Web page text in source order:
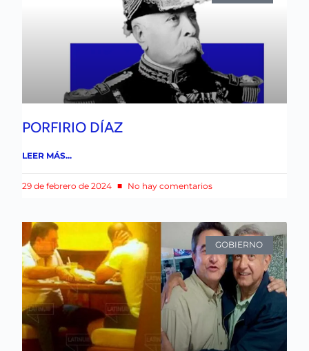
PORFIRIO DÍAZ
LEER MÁS...
29 de febrero de 2024 No hay comentarios
GOBIERNO